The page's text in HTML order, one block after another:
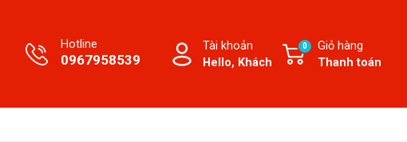
Hotline
0967958539
Tài khoản
Hello, Khách
Giỏ hàng
Thanh toán
0